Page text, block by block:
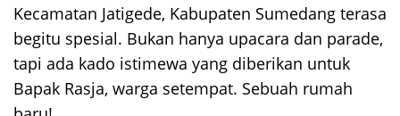
Kecamatan Jatigede, Kabupaten Sumedang terasa
begitu spesial. Bukan hanya upacara dan parade,
tapi ada kado istimewa yang diberikan untuk
Bapak Rasja, warga setempat. Sebuah rumah